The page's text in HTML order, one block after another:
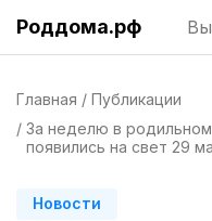
Роддома.рф
Главная
Публикации
За неделю в
появились на свет 29
Новости
Пермь(7
Казань(7
Краснодар(7
Челябинск